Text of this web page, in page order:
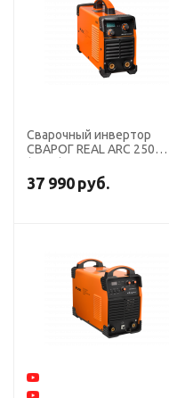
Сварочный инвертор
СВАРОГ REAL ARC 250
37 990 руб.